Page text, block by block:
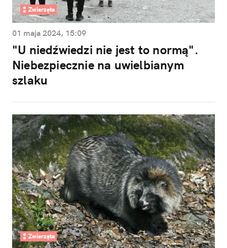
Zwierzęta
01 maja 2024, 15:09
"U niedźwiedzi nie jest to normą".
Niebezpiecznie na uwielbianym
szlaku
Zwierzęta